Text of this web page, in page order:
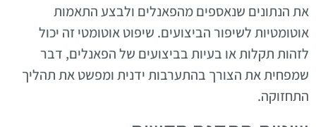
את הנתונים שנאספים מהפאנלים ולבצע התאמות
אוטומטיות לשיפור הביצועים. שיפוט אוטומטי זה יכול
לזהות תקלות או בעיות בביצועים של הפאנלים, דבר
שמפחית את הצורך בהתערבות ידנית ומפשט את תהליך
התחזוקה.